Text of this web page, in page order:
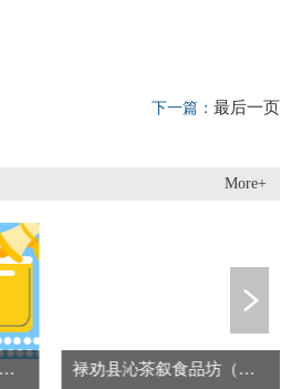
下一篇： 最后一页
More+
新赛道】我国首台纯国产模组高温强磁场磁强计在包头启用 禄劝县沁茶叙食品坊（个体工商户）成立 注册资本50万人民币|看点